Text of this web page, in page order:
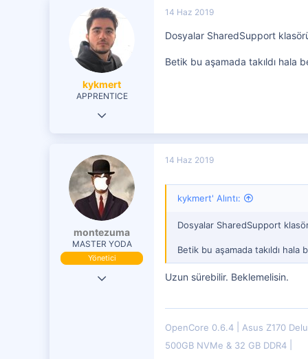
e
:
kykmert
APPRENTICE
18 Mar 2018
28
ANKARA
14 Haz 2019
Dosyalar SharedSupport
Betik bu aşamada takıldı hala
montezuma
MASTER YODA
Yönetici
19 Eki 2016
14 Haz 2019
kykmert' Alıntı:
Dosyalar SharedSupport
Betik bu aşamada takıldı hala
Uzun sürebilir. Beklemelisin.
OpenCore 0.6.4 Asus Z170
500GB NVMe & 32 GB DDR4